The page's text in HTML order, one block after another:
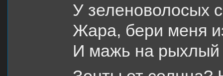
У зеленоволосых
Жара, бери меня
И мажь на рыхлый